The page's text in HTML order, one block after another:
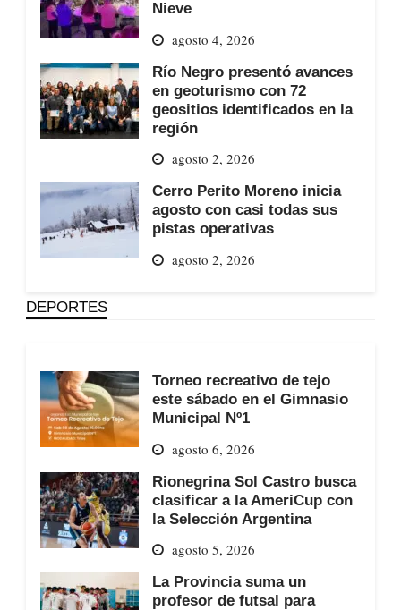
Nieve
agosto 4, 2026
Río Negro presentó avances
en geoturismo con 72
geositios identificados en la
región
agosto 2, 2026
Cerro Perito Moreno inicia
agosto con casi todas sus
pistas operativas
agosto 2, 2026
DEPORTES
Torneo recreativo de tejo
este sábado en el Gimnasio
Municipal Nº1
agosto 6, 2026
Rionegrina Sol Castro busca
clasificar a la AmeriCup con
la Selección Argentina
agosto 5, 2026
La Provincia suma un
profesor de futsal para